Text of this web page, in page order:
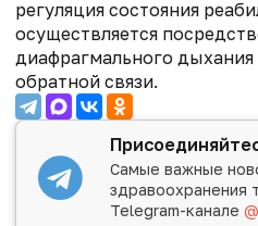
регуляция состояния
осуществляется
диафрагмального дыхания
обратной связи.
Самые важные
здравоохранения
Telegram-канале